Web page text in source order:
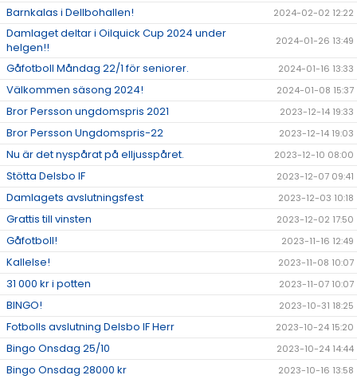
Barnkalas i Dellbohallen! 2024-02-02 12:22
Damlaget deltar i Oilquick Cup 2024 under
helgen!!
2024-01-26 13:49
Gåfotboll Måndag 22/1 för seniorer. 2024-01-16 13:33
Välkommen säsong 2024! 2024-01-08 15:37
Bror Persson ungdomspris 2021 2023-12-14 19:33
Bror Persson Ungdomspris-22 2023-12-14 19:03
Nu är det nyspårat på elljusspåret. 2023-12-10 08:00
Stötta Delsbo IF 2023-12-07 09:41
Damlagets avslutningsfest 2023-12-03 10:18
Grattis till vinsten 2023-12-02 17:50
Gåfotboll! 2023-11-16 12:49
Kallelse! 2023-11-08 10:07
31 000 kr i potten 2023-11-07 10:07
BINGO! 2023-10-31 18:25
Fotbolls avslutning Delsbo IF Herr 2023-10-24 15:20
Bingo Onsdag 25/10 2023-10-24 14:44
Bingo Onsdag 28000 kr 2023-10-16 13:58